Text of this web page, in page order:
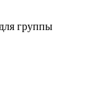
группы